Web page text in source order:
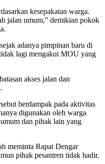
kesepakatan warga.
jalan umum,” demikian pokok
adanya pimpinan baru di
lagi mengakui MOU yang
akses jalan dan
berdampak pada aktivitas
digunakan oleh warga
dan pihak lain yang
meminta Rapat Dengar
pihak pesantren tidak hadir.